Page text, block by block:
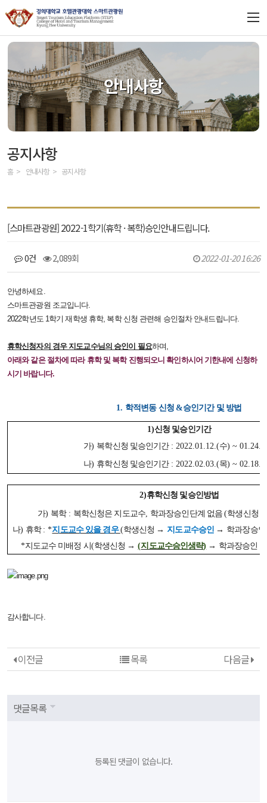
LOGIN JOIN
대학원
교수 및 학생 소개
입학안내
BK21
안내사항
공지사항
홈 안내사항 공지사항
[스마트관광원] 2022-1학기(휴학 · 복학)승인안내드립니다.
0건 2,089회 2022-01-20 16:26
본문
안녕하세요.
스마트관광원 조교입니다.
2022학년도 1학기 재학생 휴학, 복학 신청 관련해 승인절차 안내드립니다.
휴학신청자의 경우 지도교수님의 승인이 필요하며,
아래와 같은 절차에 따라 휴학 및 복학 진행되오니 확인하시어 기한내에 신청하
시기 바랍니다.
1. 학적변동 신청 &승인기간 및 방법
1)신청 및승인기간
가) 복학신청 및승인기간 : 2022.01.12.(수) ~ 01.24.(
나) 휴학신청 및승인기간 : 2022.02.03.(목) ~ 02.18.(
2)휴학신청 및승인방법
가) 복학 : 복학신청은 지도교수, 학과장승인단계 없음(학생신청
나) 휴학 : *지도교수 있을 경우(학생신청 → 지도교수승인 → 학과장승인
*지도교수 미배정 시 (학생신청 →(지도교수승인생략) → 학과장승인
감사합니다.
이전글 다음글
목록
댓글목록
등록된 댓글이 없습니다.